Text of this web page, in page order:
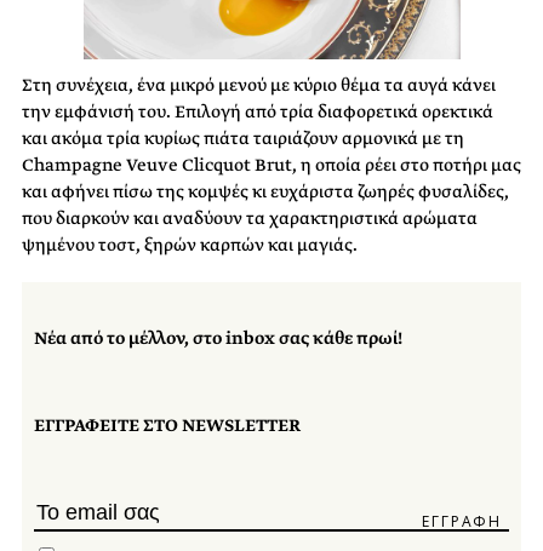
Στη συνέχεια, ένα μικρό μενού με κύριο θέμα τα αυγά κάνει
την εμφάνισή του. Επιλογή από τρία διαφορετικά ορεκτικά
και ακόμα τρία κυρίως πιάτα ταιριάζουν αρμονικά με τη
Champagne Veuve Clicquot Brut, η οποία ρέει στο ποτήρι μας
και αφήνει πίσω της κομψές κι ευχάριστα ζωηρές φυσαλίδες,
που διαρκούν και αναδύουν τα χαρακτηριστικά αρώματα
ψημένου τοστ, ξηρών καρπών και μαγιάς.
Νέα από το μέλλον, στο inbox σας κάθε πρωί!
ΕΓΓΡΑΦΕΙΤΕ ΣΤΟ NEWSLETTER